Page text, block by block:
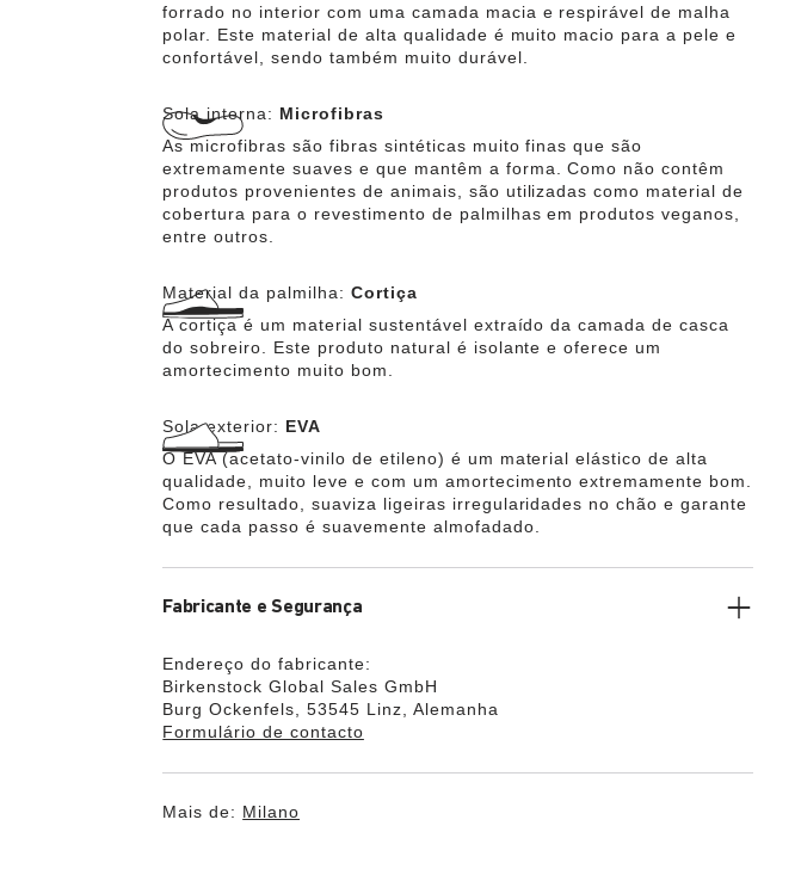
forrado no interior com uma camada macia e respirável de malha
polar. Este material de alta qualidade é muito macio para a pele e
confortável, sendo também muito durável.
Sola interna: Microfibras
As microfibras são fibras sintéticas muito finas que são
extremamente suaves e que mantêm a forma. Como não contêm
produtos provenientes de animais, são utilizadas como material de
cobertura para o revestimento de palmilhas em produtos veganos,
entre outros.
Material da palmilha: Cortiça
A cortiça é um material sustentável extraído da camada de casca
do sobreiro. Este produto natural é isolante e oferece um
amortecimento muito bom.
Sola exterior: EVA
O EVA (acetato-vinilo de etileno) é um material elástico de alta
qualidade, muito leve e com um amortecimento extremamente bom.
Como resultado, suaviza ligeiras irregularidades no chão e garante
que cada passo é suavemente almofadado.
Fabricante e Segurança
Endereço do fabricante:
Birkenstock Global Sales GmbH
Burg Ockenfels, 53545 Linz, Alemanha
Formulário de contacto
Mais de: Milano